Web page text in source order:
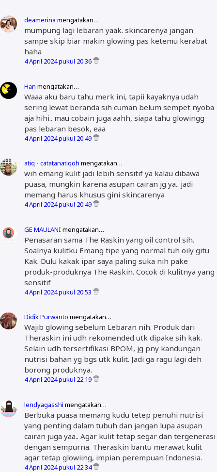
deamerina mengatakan…
mumpung lagi lebaran yaak. skincarenya jangan
sampe skip biar makin glowing pas ketemu kerabat
haha
4 April 2024 pukul 20.36
Han mengatakan…
Waaa aku baru tahu merk ini, tapii kayaknya udah
sering lewat beranda sih cuman belum sempet nyoba
aja hihi.. mau cobain juga aahh, siapa tahu glowingg
pas lebaran besok, eaa
4 April 2024 pukul 20.49
atiq - catatanatiqoh mengatakan…
wih emang kulit jadi lebih sensitif ya kalau dibawa
puasa, mungkin karena asupan cairan jg ya.. jadi
memang harus khusus gini skincarenya
4 April 2024 pukul 20.49
GE MAULANI mengatakan…
Penasaran sama The Raskin yang oil control sih.
Soalnya kulitku Emang tipe yang normal tuh oily gitu
Kak. Dulu kakak ipar saya paling suka nih pake
produk-produknya The Raskin. Cocok di kulitnya yang
sensitif
4 April 2024 pukul 20.53
Didik Purwanto mengatakan…
Wajib glowing sebelum Lebaran nih. Produk dari
Theraskin ini udh rekomended utk dipake sih kak.
Selain udh tersertifikasi BPOM, jg pny kandungan
nutrisi bahan yg bgs utk kulit. Jadi ga ragu lagi deh
borong produknya.
4 April 2024 pukul 22.19
lendyagasshi mengatakan…
Berbuka puasa memang kudu tetep penuhi nutrisi
yang penting dalam tubuh dan jangan lupa asupan
cairan juga yaa.. Agar kulit tetap segar dan tergenerasi
dengan sempurna. Theraskin bantu merawat kulit
agar tetap glowiing, impian perempuan Indonesia.
4 April 2024 pukul 22.34